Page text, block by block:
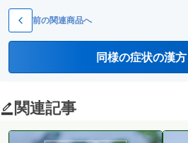
前の関連商品へ
同様の症状の漢
関連記事